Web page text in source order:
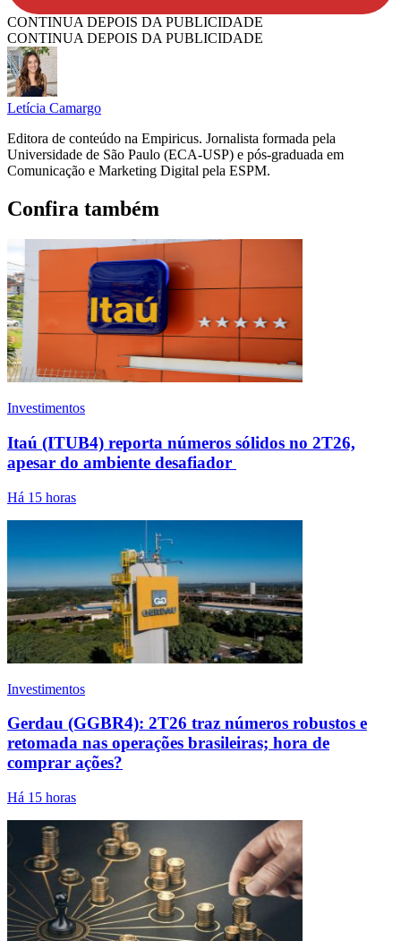
CONTINUA DEPOIS DA PUBLICIDADE
CONTINUA DEPOIS DA PUBLICIDADE
Letícia Camargo
Editora de conteúdo na Empiricus. Jornalista formada pela
Universidade de São Paulo (ECA-USP) e pós-graduada em
Comunicação e Marketing Digital pela ESPM.
Confira também
Investimentos
Itaú (ITUB4) reporta números sólidos no 2T26,
apesar do ambiente desafiador
Há 15 horas
Investimentos
Gerdau (GGBR4): 2T26 traz números robustos e
retomada nas operações brasileiras; hora de
comprar ações?
Há 15 horas